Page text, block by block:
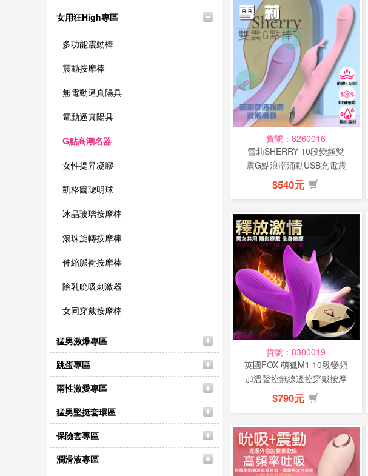
女用狂High專區
多功能震動棒
震動按摩棒
無電動逼真陽具
電動逼真陽具
G點高潮名器
女性提昇凝膠
凱格爾聰明球
冰晶玻璃按摩棒
滾珠旋轉按摩棒
伸縮脈衝按摩棒
陰乳吮吸刺激器
女同穿戴按摩棒
猛男激爆專區
跳蛋專區
兩性激愛專區
猛男堅挺套環區
保險套專區
潤滑液專區
貨號：8260016
雪莉SHERRY 10段變頻雙
震G點浪潮涌動USB充電震
動按...
$540元
貨號：8300019
英國FOX-萌狐M1 10段變頻
加溫聲控無線遙控穿戴按摩
棒-...
$790元